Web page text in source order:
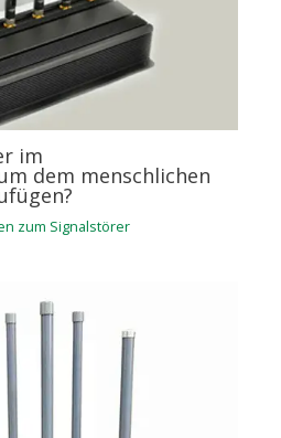
im
dem menschlichen
zum Signalstörer